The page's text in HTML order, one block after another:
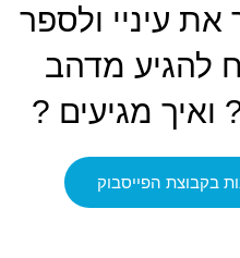
את עיניי ולספר
להגיע מדהב
ואיך מגיעים ?
בקבוצת הפייסבוק